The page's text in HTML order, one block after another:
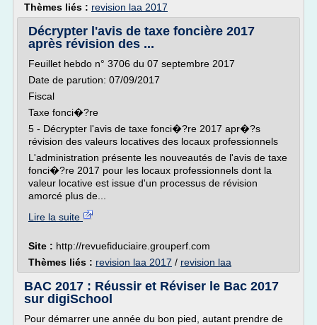
Thèmes liés : revision laa 2017
Décrypter l'avis de taxe foncière 2017
après révision des ...
Feuillet hebdo n° 3706 du 07 septembre 2017
Date de parution: 07/09/2017
Fiscal
Taxe fonci�?re
5 - Décrypter l'avis de taxe fonci�?re 2017 apr�?s
révision des valeurs locatives des locaux professionnels
L'administration présente les nouveautés de l'avis de taxe
fonci�?re 2017 pour les locaux professionnels dont la
valeur locative est issue d'un processus de révision
amorcé plus de...
Lire la suite
Site : http://revuefiduciaire.grouperf.com
Thèmes liés : revision laa 2017 / revision laa
BAC 2017 : Réussir et Réviser le Bac 2017
sur digiSchool
Pour démarrer une année du bon pied, autant prendre de